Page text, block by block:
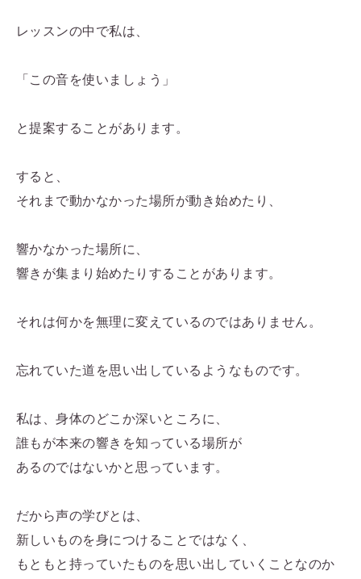
レッスンの中で私は、
「この音を使いましょう」
と提案することがあります。
すると、
それまで動かなかった場所が動き始めたり、
響かなかった場所に、
響きが集まり始めたりすることがあります。
それは何かを無理に変えているのではありません。
忘れていた道を思い出しているようなものです。
私は、身体のどこか深いところに、
誰もが本来の響きを知っている場所が
あるのではないかと思っています。
だから声の学びとは、
新しいものを身につけることではなく、
もともと持っていたものを思い出していくことなのか